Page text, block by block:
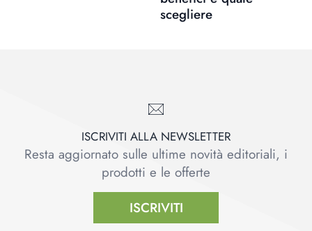
scegliere
ISCRIVITI ALLA NEWSLETTER
Resta aggiornato sulle ultime novità editoriali, i
prodotti e le offerte
ISCRIVITI